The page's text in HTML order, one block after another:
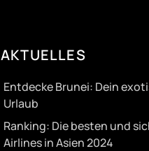
AKTUELLES
Entdecke Brunei: Dein
Urlaub
Ranking: Die besten und
Airlines in Asien 2024